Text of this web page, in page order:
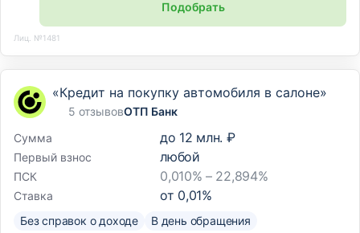
Подобрать
Лиц. №1481
«Кредит на покупку автомобиля в салоне»
5 отзывовОТП Банк
Сумма
до 12 млн. ₽
Первый взнос любой
ПСК 0,010% – 22,894%
Ставка от 0,01%
Без справок о доходе В день обращения